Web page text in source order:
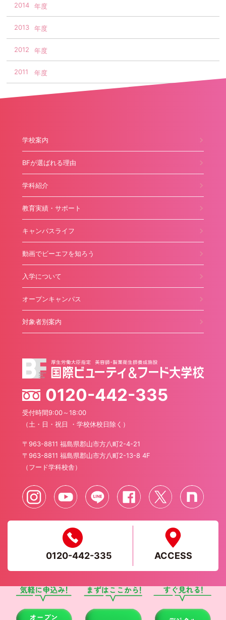
2014
2013
2012
2011
学校案内
BFが選ばれる理由
学科紹介
教育実績・サポート
キャンパスライフ
動画でビーエフを知ろう
入学について
オープンキャンパス
対象者別案内
0120-442-335
受付時間9:00～18:00
（土・日・祝日 ・学校休校日除く）
〒963-8811 福島県郡山市方八町2-4-21
〒963-8811 福島県郡山市方八町2-13-8 4F
（フード学科校舎）
0120-442-335 ACCESS